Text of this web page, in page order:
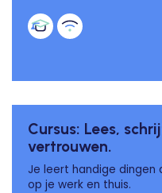
Cursus: Lees,
vertrouwen.
Je leert handige dingen
op je werk en thuis.